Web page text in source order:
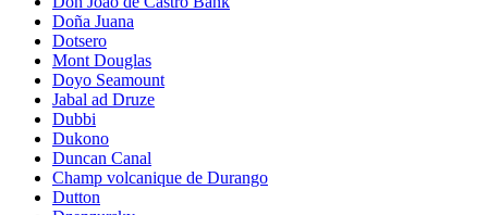
Doña Juana
Dotsero
Mont Douglas
Doyo Seamount
Jabal ad Druze
Dubbi
Dukono
Duncan Canal
Champ volcanique de Durango
Dutton